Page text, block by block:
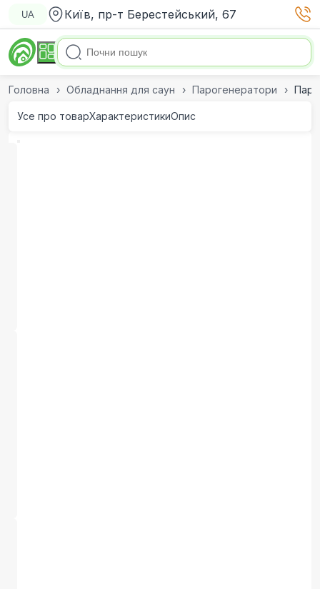
UA Київ, пр-т Берестейський, 67
Головна Обладнання для саун Парогенератори
Усе про товарХарактеристикиОпис